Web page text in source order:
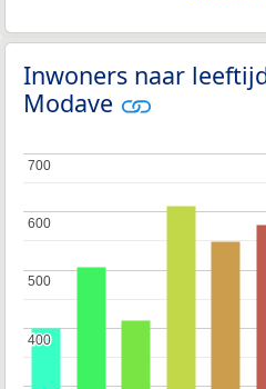
Inwoners naar
Modave
400
400
500
500
600
600
700
700